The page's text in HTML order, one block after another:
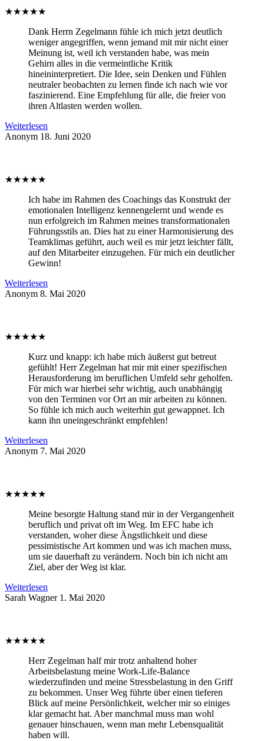
★★★★★
Dank Herrn Zegelmann fühle ich mich jetzt deutlich
weniger angegriffen, wenn jemand mit mir nicht einer
Meinung ist, weil ich verstanden habe, was mein
Gehirn alles in die vermeintliche Kritik
hineininterpretiert. Die Idee, sein Denken und Fühlen
neutraler beobachten zu lernen finde ich nach wie vor
faszinierend. Eine Empfehlung für alle, die freier von
ihren Altlasten werden wollen.
Weiterlesen
Anonym 18. Juni 2020
★★★★★
Ich habe im Rahmen des Coachings das Konstrukt der
emotionalen Intelligenz kennengelernt und wende es
nun erfolgreich im Rahmen meines transformationalen
Führungsstils an. Dies hat zu einer Harmonisierung des
Teamklimas geführt, auch weil es mir jetzt leichter fällt,
auf den Mitarbeiter einzugehen. Für mich ein deutlicher
Gewinn!
Weiterlesen
Anonym 8. Mai 2020
★★★★★
Kurz und knapp: ich habe mich äußerst gut betreut
gefühlt! Herr Zegelman hat mir mit einer spezifischen
Herausforderung im beruflichen Umfeld sehr geholfen.
Für mich war hierbei sehr wichtig, auch unabhängig
von den Terminen vor Ort an mir arbeiten zu können.
So fühle ich mich auch weiterhin gut gewappnet. Ich
kann ihn uneingeschränkt empfehlen!
Weiterlesen
Anonym 7. Mai 2020
★★★★★
Meine besorgte Haltung stand mir in der Vergangenheit
beruflich und privat oft im Weg. Im EFC habe ich
verstanden, woher diese Ängstlichkeit und diese
pessimistische Art kommen und was ich machen muss,
um sie dauerhaft zu verändern. Noch bin ich nicht am
Ziel, aber der Weg ist klar.
Weiterlesen
Sarah Wagner 1. Mai 2020
★★★★★
Herr Zegelman half mir trotz anhaltend hoher
Arbeitsbelastung meine Work-Life-Balance
wiederzufinden und meine Stressbelastung in den Griff
zu bekommen. Unser Weg führte über einen tieferen
Blick auf meine Persönlichkeit, welcher mir so einiges
klar gemacht hat. Aber manchmal muss man wohl
genauer hinschauen, wenn man mehr Lebensqualität
haben will.